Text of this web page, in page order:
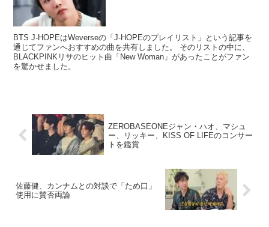
BTS J-HOPEはWeverseの「J-HOPEのプレイリスト」という記事を
通じてファンへおすすめの曲を共有しました。 そのリストの中に、
BLACKPINKリサのヒット曲「New Woman」があったことがファン
を驚かせました。
ZEROBASEONEジャン・ハオ、マシュ
ー、リッキー、KISS OF LIFEのコンサー
トを鑑賞
佐藤健、カンナムとの対談で「ため口」
使用に賛否両論